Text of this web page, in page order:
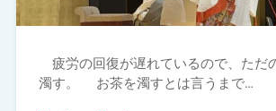
疲労の回復が遅れているので、ただ
濁す。 お茶を濁すとは言うまで…